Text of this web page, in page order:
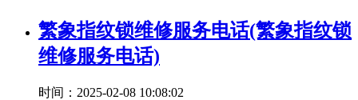
繁象指纹锁维修服务电话(繁象指纹锁
维修服务电话)
时间：2025-02-08 10:08:02